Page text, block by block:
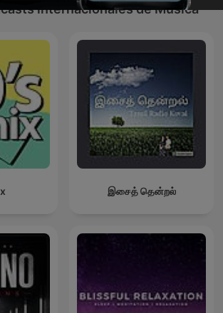
internacionales de Música
இசைத் தென்றல்